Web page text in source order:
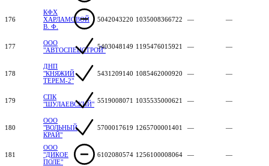
176
КФХ
ХАРЛАМОВОЙ
В. Ф.
5042043220 1035008366722 — —
177
ООО
"АВТОСПЕЦСТРОЙ"5403048149 1195476015921 — —
178
ДНП
"КНЯЖИЙ
ТЕРЕМ-2"
5431209140 1085462000920 — —
179
СПК
"ШУЛАЕВСКИЙ" 5519008071 1035535000621 — —
180
ООО
"ВОЛЬНЫЙ
КРАЙ"
5700017619 1265700001401 — —
181
ООО
"ДИКОЕ
ПОЛЕ"
6102080574 1256100008064 — —